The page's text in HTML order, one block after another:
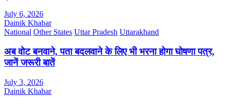
July 6, 2026
Dainik Khabar
National Other States Uttar Pradesh Uttarakhand
अब वोट बनवाने, पता बदलवाने के लिए भी भरना होगा घोषणा पत्र,
जानें जरूरी बातें
July 3, 2026
Dainik Khabar